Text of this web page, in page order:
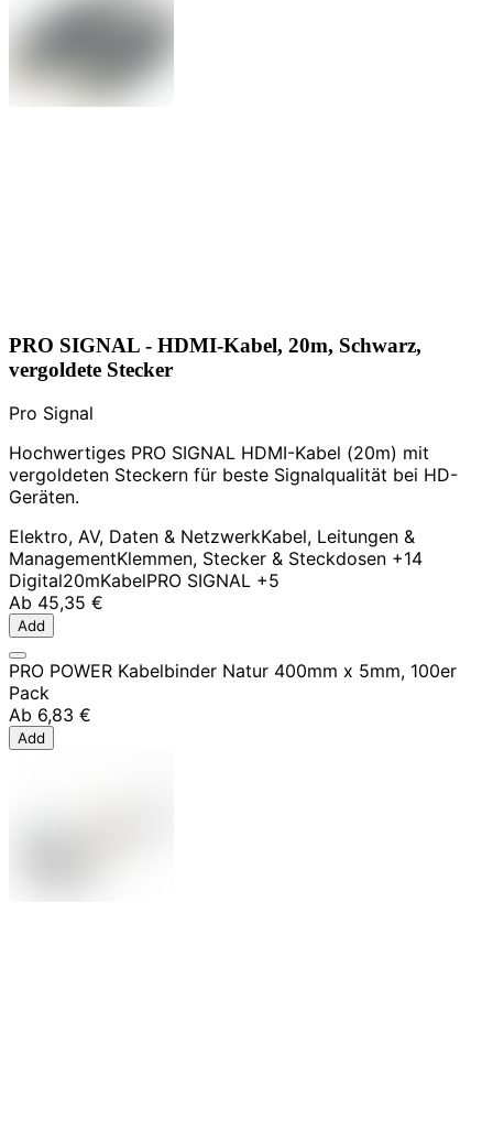
PRO SIGNAL - HDMI-Kabel, 20m, Schwarz,
vergoldete Stecker
Pro Signal
Hochwertiges PRO SIGNAL HDMI-Kabel (20m) mit
vergoldeten Steckern für beste Signalqualität bei HD-
Geräten.
Elektro, AV, Daten & NetzwerkKabel, Leitungen &
ManagementKlemmen, Stecker & Steckdosen +14
Digital20mKabelPRO SIGNAL +5
Ab 45,35 €
Add
PRO POWER Kabelbinder Natur 400mm x 5mm, 100er
Pack
Ab 6,83 €
Add